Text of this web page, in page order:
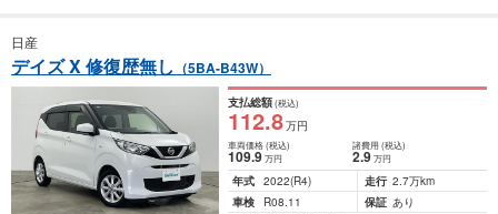
日産
デイズ X 修復歴無し （5BA-B43W）
支払総額(税込)
112.8万円
車両価格(税込)
109.9万円
諸費用 (税込)
2.9 万円
年式 2022(R4) 走行 2.7万km
車検
R08.11 保証 あり